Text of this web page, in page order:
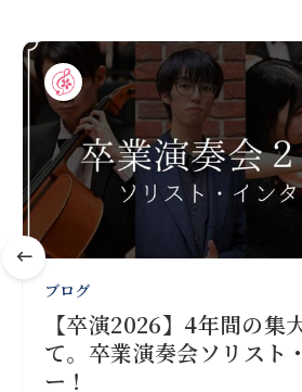
ブログ
【卒演2026】4年間の集
て。卒業演奏会ソリスト
ー！